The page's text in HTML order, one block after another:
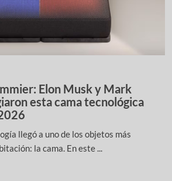
Elon Musk y Mark
esta cama tecnológica
llegó a uno de los objetos más
la cama. En este ...